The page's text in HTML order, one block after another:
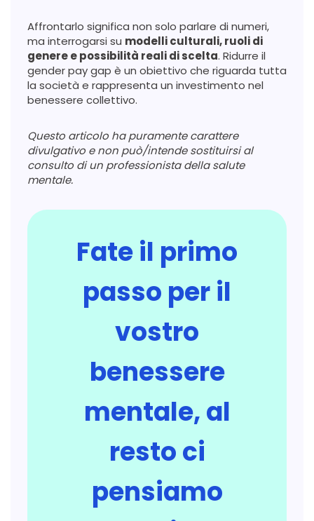
Affrontarlo significa non solo parlare di numeri,
ma interrogarsi su modelli culturali, ruoli di
genere e possibilità reali di scelta. Ridurre il
gender pay gap è un obiettivo che riguarda tutta
la società e rappresenta un investimento nel
benessere collettivo.
Questo articolo ha puramente carattere
divulgativo e non può/intende sostituirsi al
consulto di un professionista della salute
mentale.
Fate il primo
passo per il
vostro
benessere
mentale, al
resto ci
pensiamo